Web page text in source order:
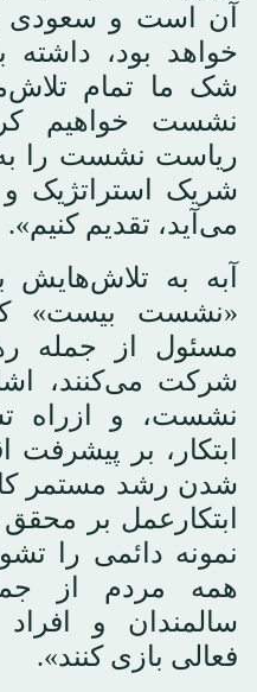
آن است و سعودی
خواهد بود، داشته
شک ما تمام
نشست خواهیم
ریاست نشست را
شریک استراتژیک
می‌آید، تقدیم کنیم».
آبه به
مسئول از جمله
شرکت می‌کنند،
نشست، و ازراه
ابتکار، بر
شدن رشد مستمر
ابتکارعمل بر
نمونه دائمی را
همه مردم از
سالمندان و
فعالی بازی کنند».